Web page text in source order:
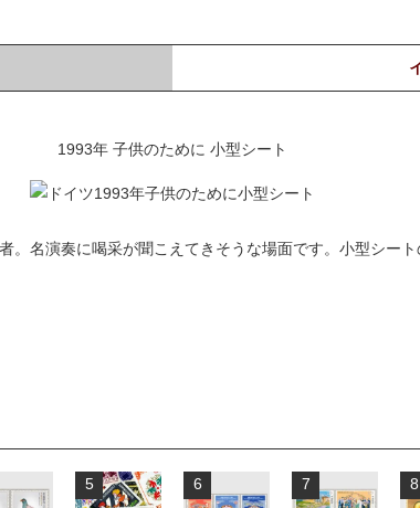
1993年 子供のために 小型シート
。名演奏に喝采が聞こえてきそうな場面です。小型シー
5 6 7 8